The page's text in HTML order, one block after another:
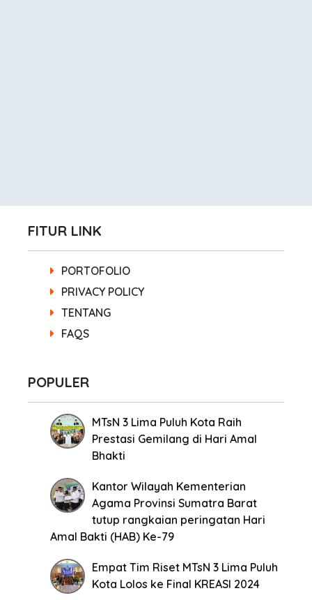
FITUR LINK
PORTOFOLIO
PRIVACY POLICY
TENTANG
FAQS
POPULER
MTsN 3 Lima Puluh Kota Raih
Prestasi Gemilang di Hari Amal
Bhakti
Kantor Wilayah Kementerian
Agama Provinsi Sumatra Barat
tutup rangkaian peringatan Hari
Amal Bakti (HAB) Ke-79
Empat Tim Riset MTsN 3 Lima Puluh
Kota Lolos ke Final KREASI 2024